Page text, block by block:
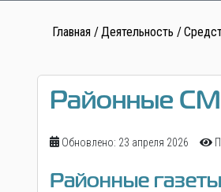
Главная Деятельность
Районные
Обновлено: 23 апреля 2026
Районные газеты